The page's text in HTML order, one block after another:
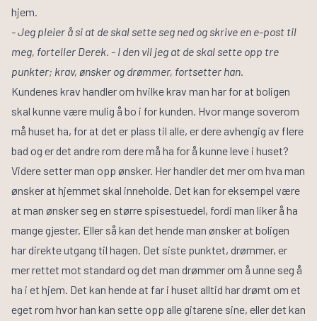
hjem.
- Jeg pleier å si at de skal sette seg ned og skrive en e-post til
meg, forteller Derek. - I den vil jeg at de skal sette opp tre
punkter; krav, ønsker og drømmer, fortsetter han.
Kundenes krav handler om hvilke krav man har for at boligen
skal kunne være mulig å bo i for kunden. Hvor mange soverom
må huset ha, for at det er plass til alle, er dere avhengig av flere
bad og er det andre rom dere må ha for å kunne leve i huset?
Videre setter man opp ønsker. Her handler det mer om hva man
ønsker at hjemmet skal inneholde. Det kan for eksempel være
at man ønsker seg en større spisestuedel, fordi man liker å ha
mange gjester. Eller så kan det hende man ønsker at boligen
har direkte utgang til hagen. Det siste punktet, drømmer, er
mer rettet mot standard og det man drømmer om å unne seg å
ha i et hjem. Det kan hende at far i huset alltid har drømt om et
eget rom hvor han kan sette opp alle gitarene sine, eller det kan